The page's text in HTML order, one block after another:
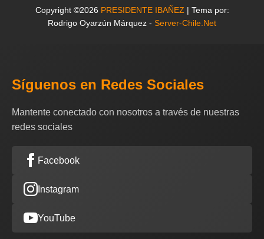
Copyright ©2026 PRESIDENTE IBAÑEZ | Tema por:
Rodrigo Oyarzún Márquez - Server-Chile.Net
Síguenos en Redes Sociales
Mantente conectado con nosotros a través de nuestras
redes sociales
Facebook
Instagram
YouTube